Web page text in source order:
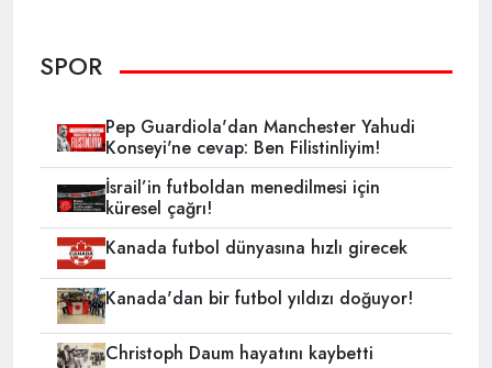
SPOR
Pep Guardiola'dan Manchester Yahudi
Konseyi'ne cevap: Ben Filistinliyim!
İsrail’in futboldan menedilmesi için
küresel çağrı!
Kanada futbol dünyasına hızlı girecek
Kanada'dan bir futbol yıldızı doğuyor!
Christoph Daum hayatını kaybetti